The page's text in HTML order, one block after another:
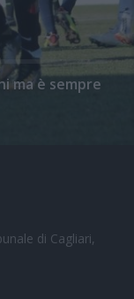
ma è sempre
di Cagliari,